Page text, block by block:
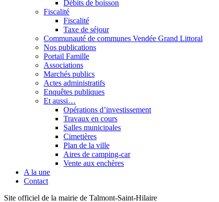
Débits de boisson
Fiscalité
Fiscalité
Taxe de séjour
Communauté de communes Vendée Grand Littoral
Nos publications
Portail Famille
Associations
Marchés publics
Actes administratifs
Enquêtes publiques
Et aussi…
Opérations d’investissement
Travaux en cours
Salles municipales
Cimetières
Plan de la ville
Aires de camping-car
Vente aux enchères
A la une
Contact
Site officiel de la mairie de Talmont-Saint-Hilaire